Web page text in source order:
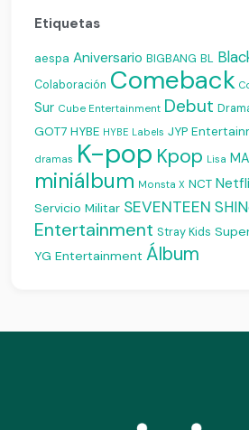
Etiquetas
aespa Aniversario BIGBANG BL
Colaboración Comeback
Sur Cube Entertainment Debut
GOT7 HYBE HYBE Labels JYP
dramas K-pop Kpop Lisa
miniálbum Monsta X NCT
Servicio Militar SEVENTEEN
Entertainment Stray Kids
YG Entertainment Álbum